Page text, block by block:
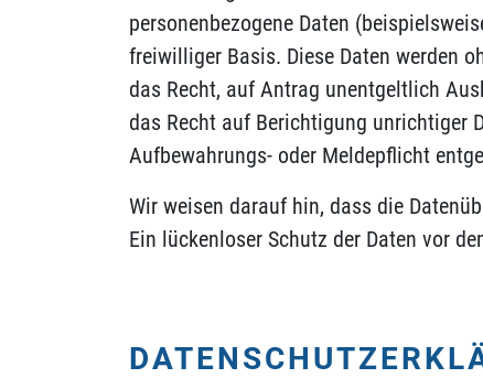
personenbezogene Daten
freiwilliger Basis. Diese Daten werden
das Recht, auf Antrag unentgeltlich
das Recht auf Berichtigung unrichtiger
Aufbewahrungs- oder Meldepflicht
Wir weisen darauf hin, dass die
Ein lückenloser Schutz der Daten vor